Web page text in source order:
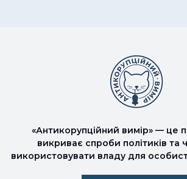
«Антикорупційний вимір» — це
викриває спроби політиків та
використовувати владу для